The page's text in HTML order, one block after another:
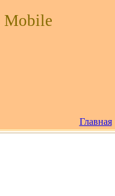
Mobile
Главная